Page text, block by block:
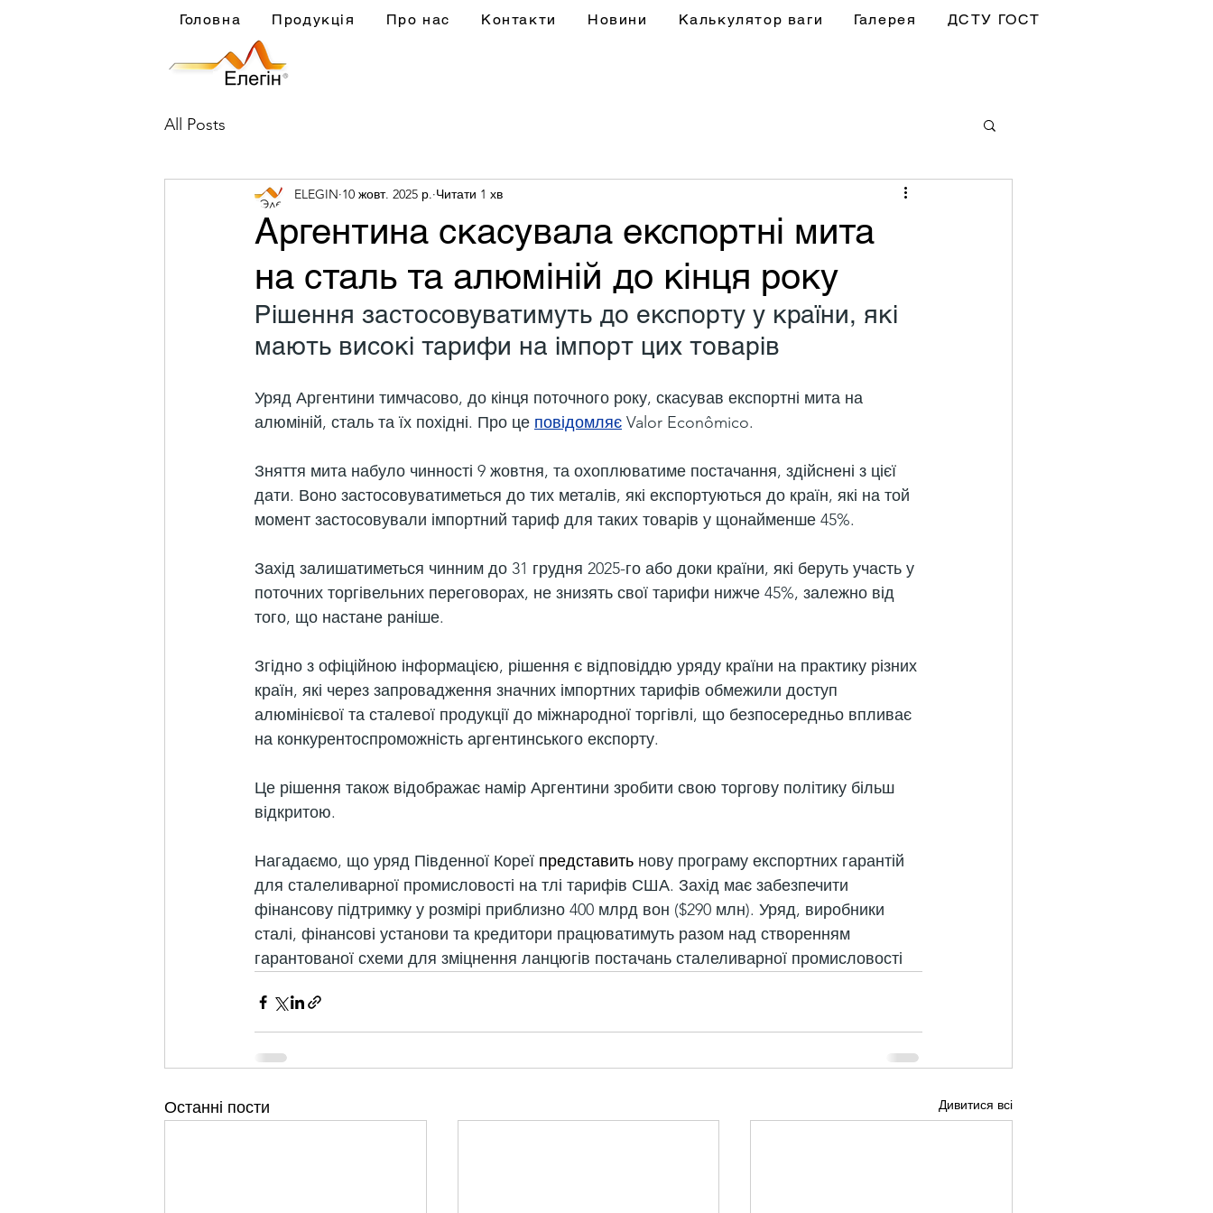
Головна Продукція Про нас Контакти Новини Калькулятор ваги Галерея ДСТУ ГОСТ
All Posts
Аргентина скасувала експортні мита
на сталь та алюміній до кінця року
ELEGIN 10 жовт. 2025 р. Читати 1 хв
Рішення застосовуватимуть до експорту у країни, які
мають високі тарифи на імпорт цих товарів
Уряд Аргентини тимчасово, до кінця поточного року, скасував експортні мита на
алюміній, сталь та їх похідні. Про це повідомляє Valor Econômico.
Зняття мита набуло чинності 9 жовтня, та охоплюватиме постачання, здійснені з цієї
дати. Воно застосовуватиметься до тих металів, які експортуються до країн, які на той
момент застосовували імпортний тариф для таких товарів у щонайменше 45%.
Захід залишатиметься чинним до 31 грудня 2025-го або доки країни, які беруть участь у
поточних торгівельних переговорах, не знизять свої тарифи нижче 45%, залежно від
того, що настане раніше.
Згідно з офіційною інформацією, рішення є відповіддю уряду країни на практику різних
країн, які через запровадження значних імпортних тарифів обмежили доступ
алюмінієвої та сталевої продукції до міжнародної торгівлі, що безпосередньо впливає
на конкурентоспроможність аргентинського експорту.
Це рішення також відображає намір Аргентини зробити свою торгову політику більш
відкритою.
Нагадаємо, що уряд Південної Кореї представить нову програму експортних гарантій
для сталеливарної промисловості на тлі тарифів США. Захід має забезпечити
фінансову підтримку у розмірі приблизно 400 млрд вон ($290 млн). Уряд, виробники
сталі, фінансові установи та кредитори працюватимуть разом над створенням
гарантованої схеми для зміцнення ланцюгів постачань сталеливарної промисловості
Останні пости Дивитися всі